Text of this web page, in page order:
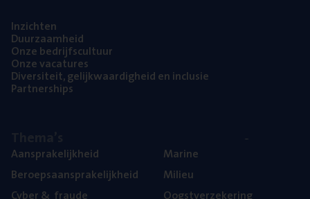
Inzich­ten
Duur­zaam­heid
Onze bedrijfs­cul­tuur
Onze vaca­tu­res
Diver­si­teit, gelijk­waar­dig­heid en inclusie
Part­ner­ships
Aan­spra­ke­lijk­heid
Beroeps­aan­spra­ke­lijk­heid
Cyber& fraude
Mari­ne
Mili­eu
Oogst­ver­ze­ke­ring